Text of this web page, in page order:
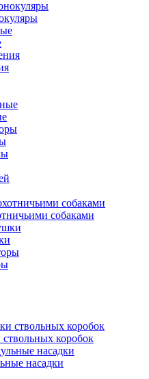
собаками
коробок
насадки